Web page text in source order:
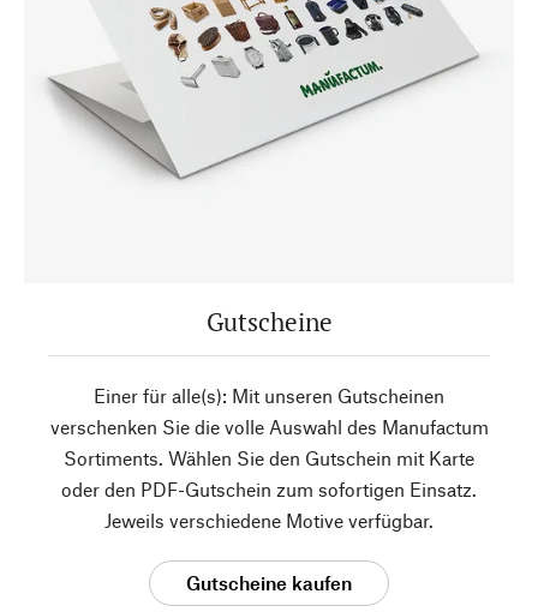
Gutscheine
Einer für alle(s): Mit unseren Gutscheinen
verschenken Sie die volle Auswahl des Manufactum
Sortiments. Wählen Sie den Gutschein mit Karte
oder den PDF-Gutschein zum sofortigen Einsatz.
Jeweils verschiedene Motive verfügbar.
Gutscheine kaufen